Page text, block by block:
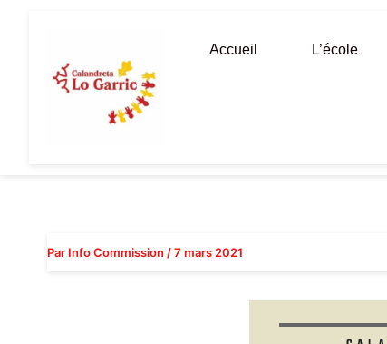
Accueil L’école
Par Info Commission /7 mars 2021